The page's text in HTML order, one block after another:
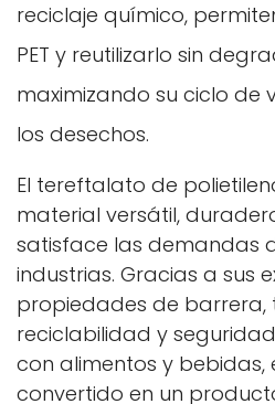
reciclaje químico,
PET y reutilizarlo sin
maximizando su ciclo de
los desechos.
El tereftalato de
material versátil,
satisface las demandas
industrias. Gracias a sus
propiedades de barrera,
reciclabilidad y
con alimentos y bebidas,
convertido en un